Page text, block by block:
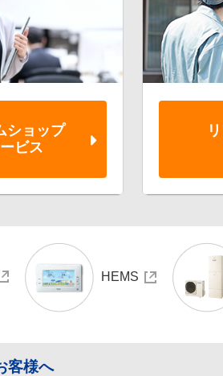
ショップ
ビス
HEMS
客様へ